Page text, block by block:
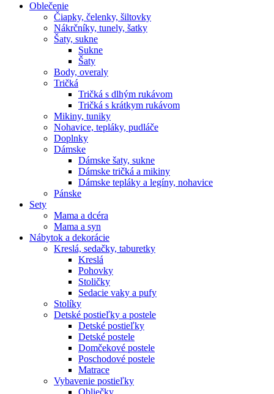
Oblečenie
Čiapky, čelenky, šiltovky
Nákrčníky, tunely, šatky
Šaty, sukne
Sukne
Šaty
Body, overaly
Tričká
Tričká s dlhým rukávom
Tričká s krátkym rukávom
Mikiny, tuniky
Nohavice, tepláky, pudláče
Doplnky
Dámske
Dámske šaty, sukne
Dámske tričká a mikiny
Dámske tepláky a legíny, nohavice
Pánske
Sety
Mama a dcéra
Mama a syn
Nábytok a dekorácie
Kreslá, sedačky, taburetky
Kreslá
Pohovky
Stoličky
Sedacie vaky a pufy
Stolíky
Detské postieľky a postele
Detské postieľky
Detské postele
Domčekové postele
Poschodové postele
Matrace
Vybavenie postieľky
Obliečky